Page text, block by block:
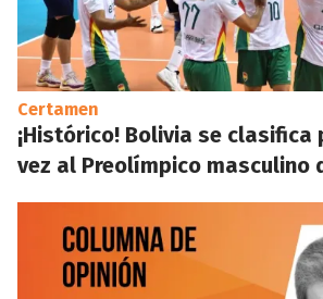
Certamen
¡Histórico! Bolivia se clasifica
vez al Preolímpico masculino